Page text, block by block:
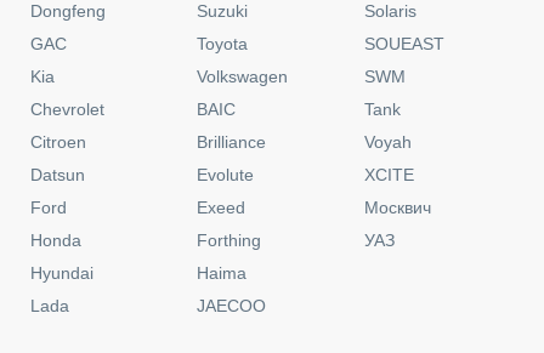
Dongfeng
GAC
Kia
Chevrolet
Citroen
Datsun
Ford
Honda
Hyundai
Lada
Suzuki
Toyota
Volkswagen
BAIC
Brilliance
Evolute
Exeed
Forthing
Haima
JAECOO
Solaris
SOUEAST
SWM
Tank
Voyah
XCITE
Москвич
УАЗ